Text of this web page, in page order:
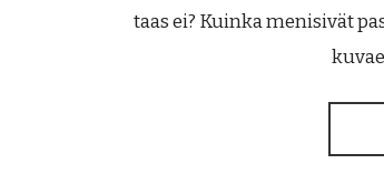
taas ei? Kuinka menisivät